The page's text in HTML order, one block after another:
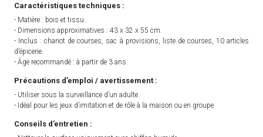
Caractéristiques techniques :
- Matière : bois et tissu.
- Dimensions approximatives : 43 x 32 x 55 cm.
- Inclus : chariot de courses, sac à provisions, liste de courses, 10 articles
d’épicerie.
- Âge recommandé : à partir de 3 ans.
Précautions d’emploi / avertissement :
- Utiliser sous la surveillance d’un adulte.
- Idéal pour les jeux d’imitation et de rôle à la maison ou en groupe.
Conseils d’entretien :